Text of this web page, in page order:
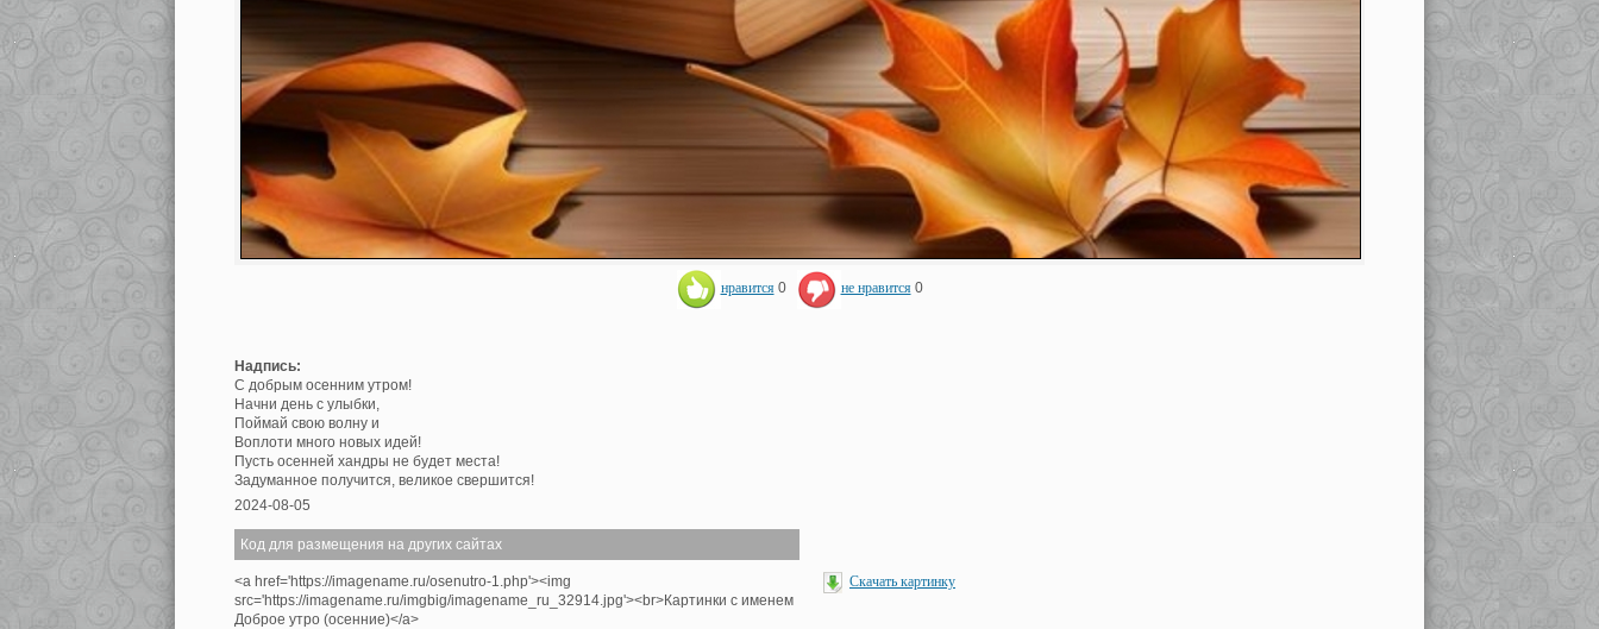
нравится 0 не нравится 0
Надпись:
С добрым осенним утром!
Начни день с улыбки,
Поймай свою волну и
Воплоти много новых идей!
Пусть осенней хандры не будет места!
Задуманное получится, великое свершится!
2024-08-05
Код для размещения на других сайтах
<a href='https://imagename.ru/osenutro-1.php'><img
src='https://imagename.ru/imgbig/imagename_ru_32914.jpg'><br>Картинки с именем
Доброе утро (осенние)</a>
Скачать картинку